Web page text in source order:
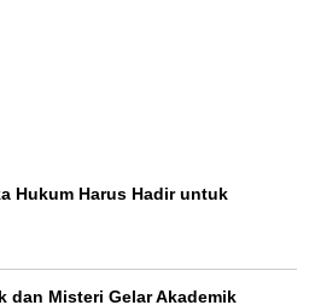
Hukum Harus Hadir untuk
dan Misteri Gelar Akademik